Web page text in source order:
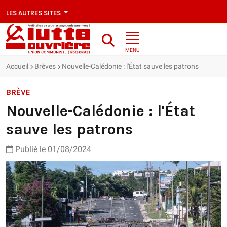
LES AUTRES SITES
MENU
Accueil Brèves Nouvelle-Calédonie : l'État sauve les patrons
BRÈVE
Nouvelle-Calédonie : l'État
sauve les patrons
Publié le 01/08/2024